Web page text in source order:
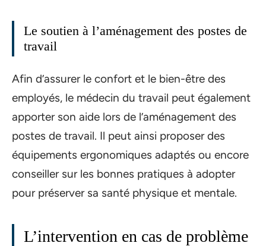
Le soutien à l’aménagement des postes de
travail
Afin d’assurer le confort et le bien-être des
employés, le médecin du travail peut également
apporter son aide lors de l’aménagement des
postes de travail. Il peut ainsi proposer des
équipements ergonomiques adaptés ou encore
conseiller sur les bonnes pratiques à adopter
pour préserver sa santé physique et mentale.
L’intervention en cas de problème